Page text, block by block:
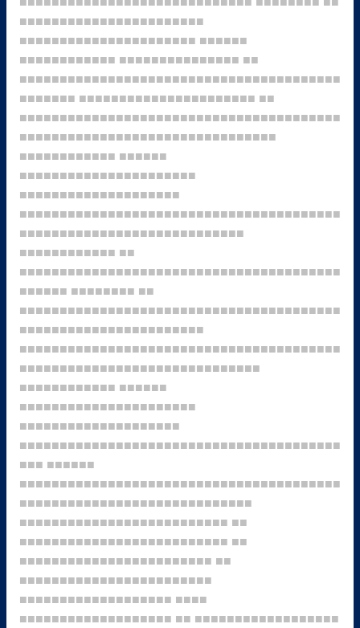
■■■■■■■■■■■■■■■■■■■■■■■
■■■■■■■■■■■■■■■■■■■■■■ ■■■■■■
■■■■■■■■■■■■ ■■■■■■■■■■■■■■■ ■■
■■■■■■■■■■■■■■■■■■■■■■■■■■■■■■■■■■■■■■■■
■■■■■■■ ■■■■■■■■■■■■■■■■■■■■■■ ■■
■■■■■■■■■■■■■■■■■■■■■■■■■■■■■■■■■■■■■■■■
■■■■■■■■■■■■■■■■■■■■■■■■■■■■■■■■
■■■■■■■■■■■■ ■■■■■■
■■■■■■■■■■■■■■■■■■■■■■
■■■■■■■■■■■■■■■■■■■■
■■■■■■■■■■■■■■■■■■■■■■■■■■■■■■■■■■■■■■■■
■■■■■■■■■■■■■■■■■■■■■■■■■■■■
■■■■■■■■■■■■ ■■
■■■■■■■■■■■■■■■■■■■■■■■■■■■■■■■■■■■■■■■■
■■■■■■ ■■■■■■■■ ■■
■■■■■■■■■■■■■■■■■■■■■■■■■■■■■■■■■■■■■■■■
■■■■■■■■■■■■■■■■■■■■■■■
■■■■■■■■■■■■■■■■■■■■■■■■■■■■■■■■■■■■■■■■
■■■■■■■■■■■■■■■■■■■■■■■■■■■■■■
■■■■■■■■■■■■ ■■■■■■
■■■■■■■■■■■■■■■■■■■■■■
■■■■■■■■■■■■■■■■■■■■
■■■■■■■■■■■■■■■■■■■■■■■■■■■■■■■■■■■■■■■■
■■■ ■■■■■■
■■■■■■■■■■■■■■■■■■■■■■■■■■■■■■■■■■■■■■■■
■■■■■■■■■■■■■■■■■■■■■■■■■■■■■
■■■■■■■■■■■■■■■■■■■■■■■■■■ ■■
■■■■■■■■■■■■■■■■■■■■■■■■■■ ■■
■■■■■■■■■■■■■■■■■■■■■■■■ ■■
■■■■■■■■■■■■■■■■■■■■■■■■
■■■■■■■■■■■■■■■■■■■ ■■■■
■■■■■■■■■■■■■■■■■■■ ■■ ■■■■■■■■■■■■■■■■■■